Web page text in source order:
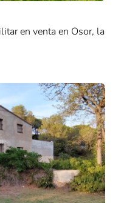
en venta en Osor, la